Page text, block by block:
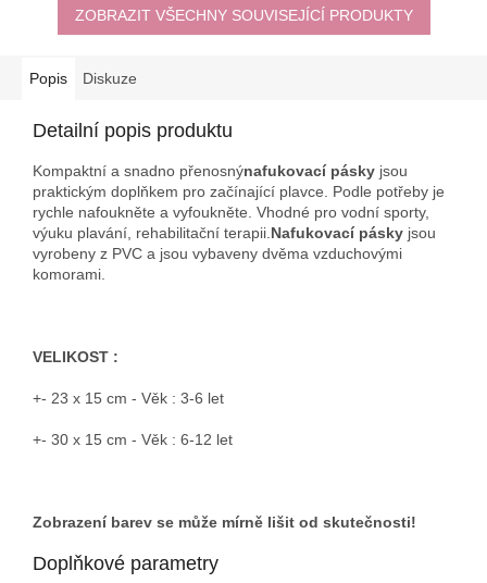
ZOBRAZIT VŠECHNY SOUVISEJÍCÍ PRODUKTY
Popis Diskuze
Detailní popis produktu
Kompaktní a snadno přenosnýnafukovací pásky jsou
praktickým doplňkem pro začínající plavce. Podle potřeby je
rychle nafoukněte a vyfoukněte. Vhodné pro vodní sporty,
výuku plavání, rehabilitační terapii.Nafukovací pásky jsou
vyrobeny z PVC a jsou vybaveny dvěma vzduchovými
komorami.
VELIKOST :
+- 23 x 15 cm - Věk : 3-6 let
+- 30 x 15 cm - Věk : 6-12 let
Zobrazení barev se může mírně lišit od skutečnosti!
Doplňkové parametry